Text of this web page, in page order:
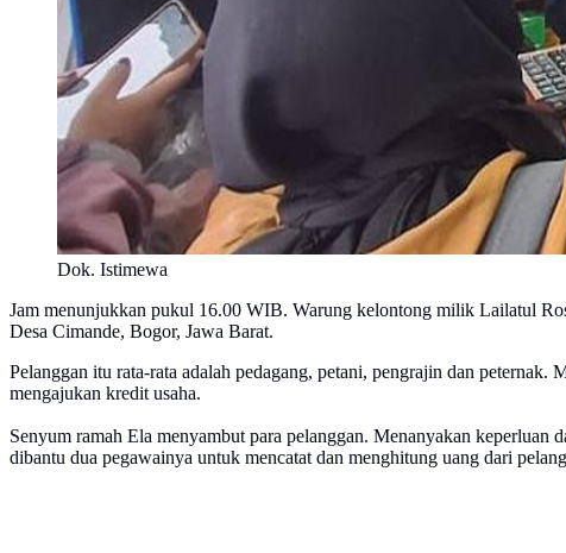
Dok. Istimewa
Jam menunjukkan pukul 16.00 WIB. Warung kelontong milik Lailatul
Desa Cimande, Bogor, Jawa Barat.
Pelanggan itu rata-rata adalah pedagang, petani, pengrajin dan
mengajukan kredit usaha.
Senyum ramah Ela menyambut para pelanggan. Menanyakan
dibantu dua pegawainya untuk mencatat dan menghitung uang dari